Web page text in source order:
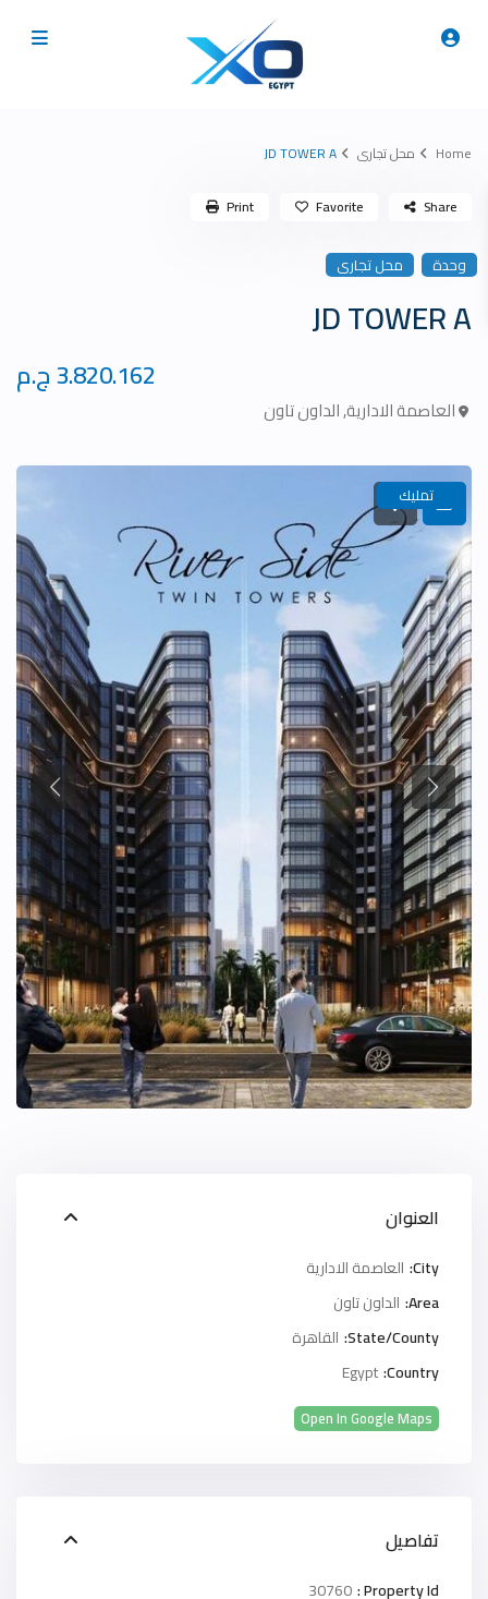
Home محل تجارى JD TOWER A
وحدة محل تجارى
JD TOWER A
العاصمة الادارية,الداون تاون
Share
Favorite
Print
تمليك
العنوان
City: العاصمة الادارية
Area: الداون تاون
State/County: القاهرة
Country:
Egypt
Open In Google Maps
تفاصيل
Property Id :
30760